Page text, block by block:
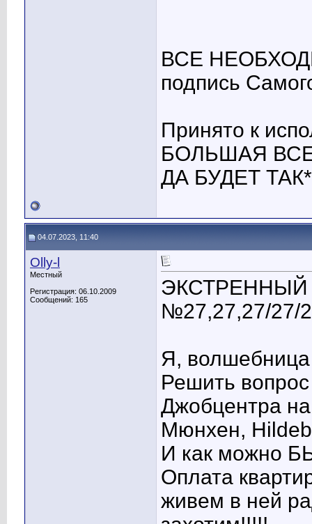
ВСЕ
подпись
Принято к
БОЛЬШАЯ
ДА БУДЕТ
04.07.2023, 11:40
Olly-l
Местный
Регистрация: 06.10.2009
Сообщений: 165
№27,27,27/27/
Я,
Решить
Джобцентра
Мюнхен,
И как можно
Оплата
живем в ней